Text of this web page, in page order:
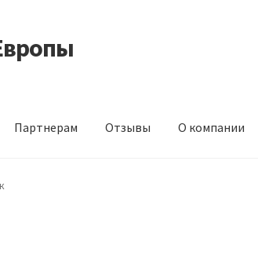
Партнерам Отзывы О компании